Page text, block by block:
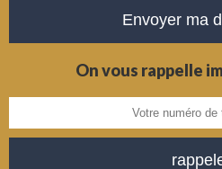
On vous rappelle